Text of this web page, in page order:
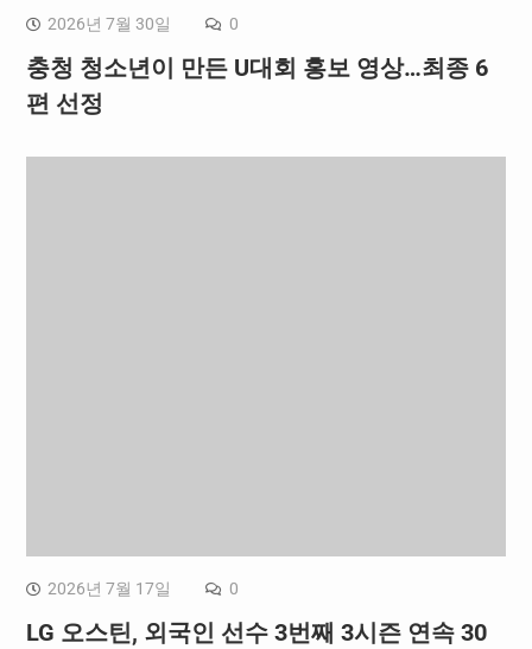
2026년 7월 30일 0
충청 청소년이 만든 U대회 홍보 영상…최종 6
편 선정
2026년 7월 17일 0
LG 오스틴, 외국인 선수 3번째 3시즌 연속 30